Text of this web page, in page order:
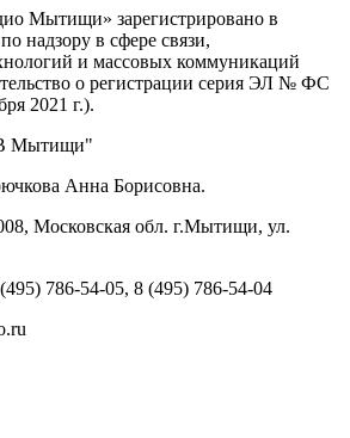
Мытищи» зарегистрировано в
надзору в сфере связи,
и массовых коммуникаций
о регистрации серия ЭЛ № ФС
2021 г.).
Мытищи"
Анна Борисовна.
Московская обл. г.Мытищи, ул.
786-54-05, 8 (495) 786-54-04